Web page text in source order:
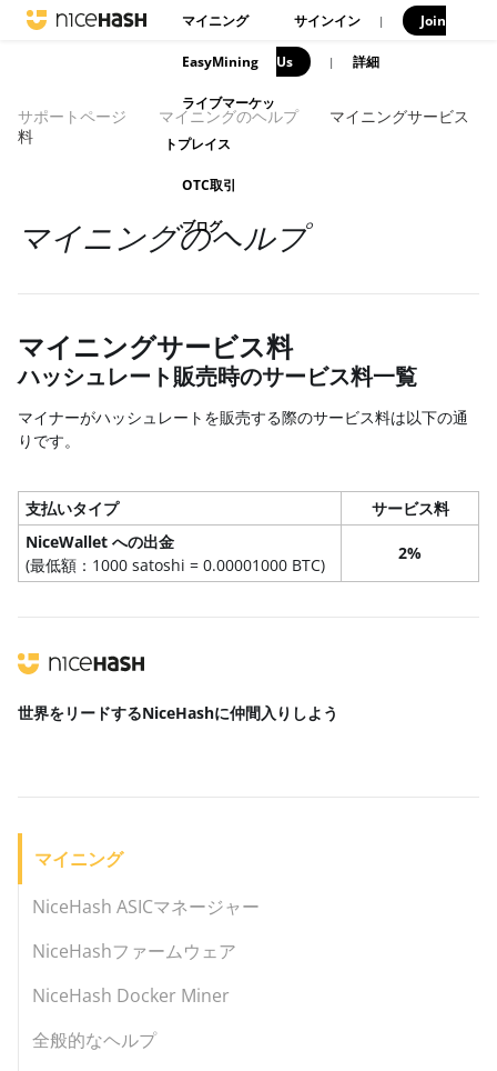
マイニング
EasyMining
ライブマーケッ
トプレイス
OTC取引
ブログ
サインイン | Join
Us | 詳細
サポートページ マイニングのヘルプ
マイニングサービス
料
マイニングのヘルプ
マイニングサービス料
ハッシュレート販売時のサービス料一覧
マイナーがハッシュレートを販売する際のサービス料は以下の通
りです。
支払いタイプ
サービス料
NiceWallet への出金
(最低額：1000 satoshi = 0.00001000 BTC)
2%
世界をリードするNiceHashに仲間入りしよう
マイニング
NiceHash ASICマネージャー
NiceHashファームウェア
NiceHash Docker Miner
全般的なヘルプ